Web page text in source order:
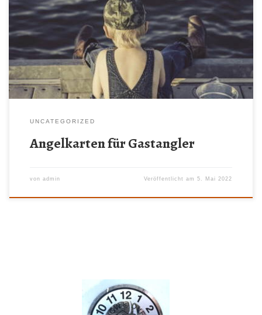
Büroöffnungszeiten erwerben. Die Karten gelten 24h und dürfen
nur mit einem gültigen Fischereischein erworben werden. Die
Karte kostet 16,00 EUR inkl. Verkaufsgebühr. Das
Angelgewässer ist der Tränkteich, welcher circa 700 m Luftlinie
in nördlicher Richtung vom Campingplatz entfernt ist. Das […]
UNCATEGORIZED
Angelkarten für Gastangler
von admin Veröffentlicht am5. Mai 2022